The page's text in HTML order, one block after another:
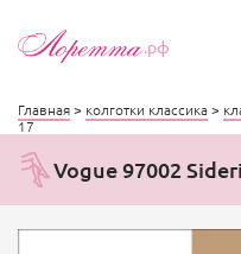
.рф
Главная> колготки классика>
17
Vogue 97002